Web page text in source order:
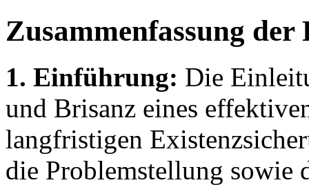
Zusammenfassung der
1. Einführung: Die
und Brisanz eines
langfristigen
die Problemstellung sowie